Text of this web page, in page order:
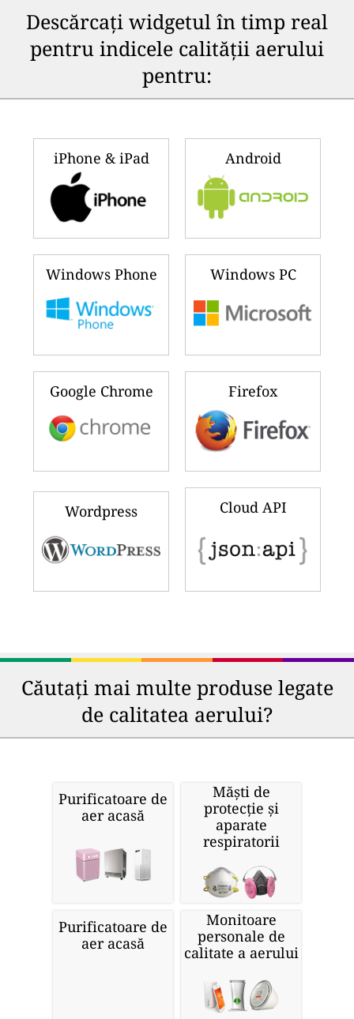
Descărcați widgetul în timp real
pentru indicele calității aerului
pentru:
iPhone & iPad Android
Windows Phone Windows PC
Google Chrome Firefox
Wordpress Cloud API
Căutați mai multe produse legate
de calitatea aerului?
Purificatoare de
aer acasă
Măști de
protecție și
aparate
respiratorii
Purificatoare de
aer acasă
Monitoare
personale de
calitate a aerului